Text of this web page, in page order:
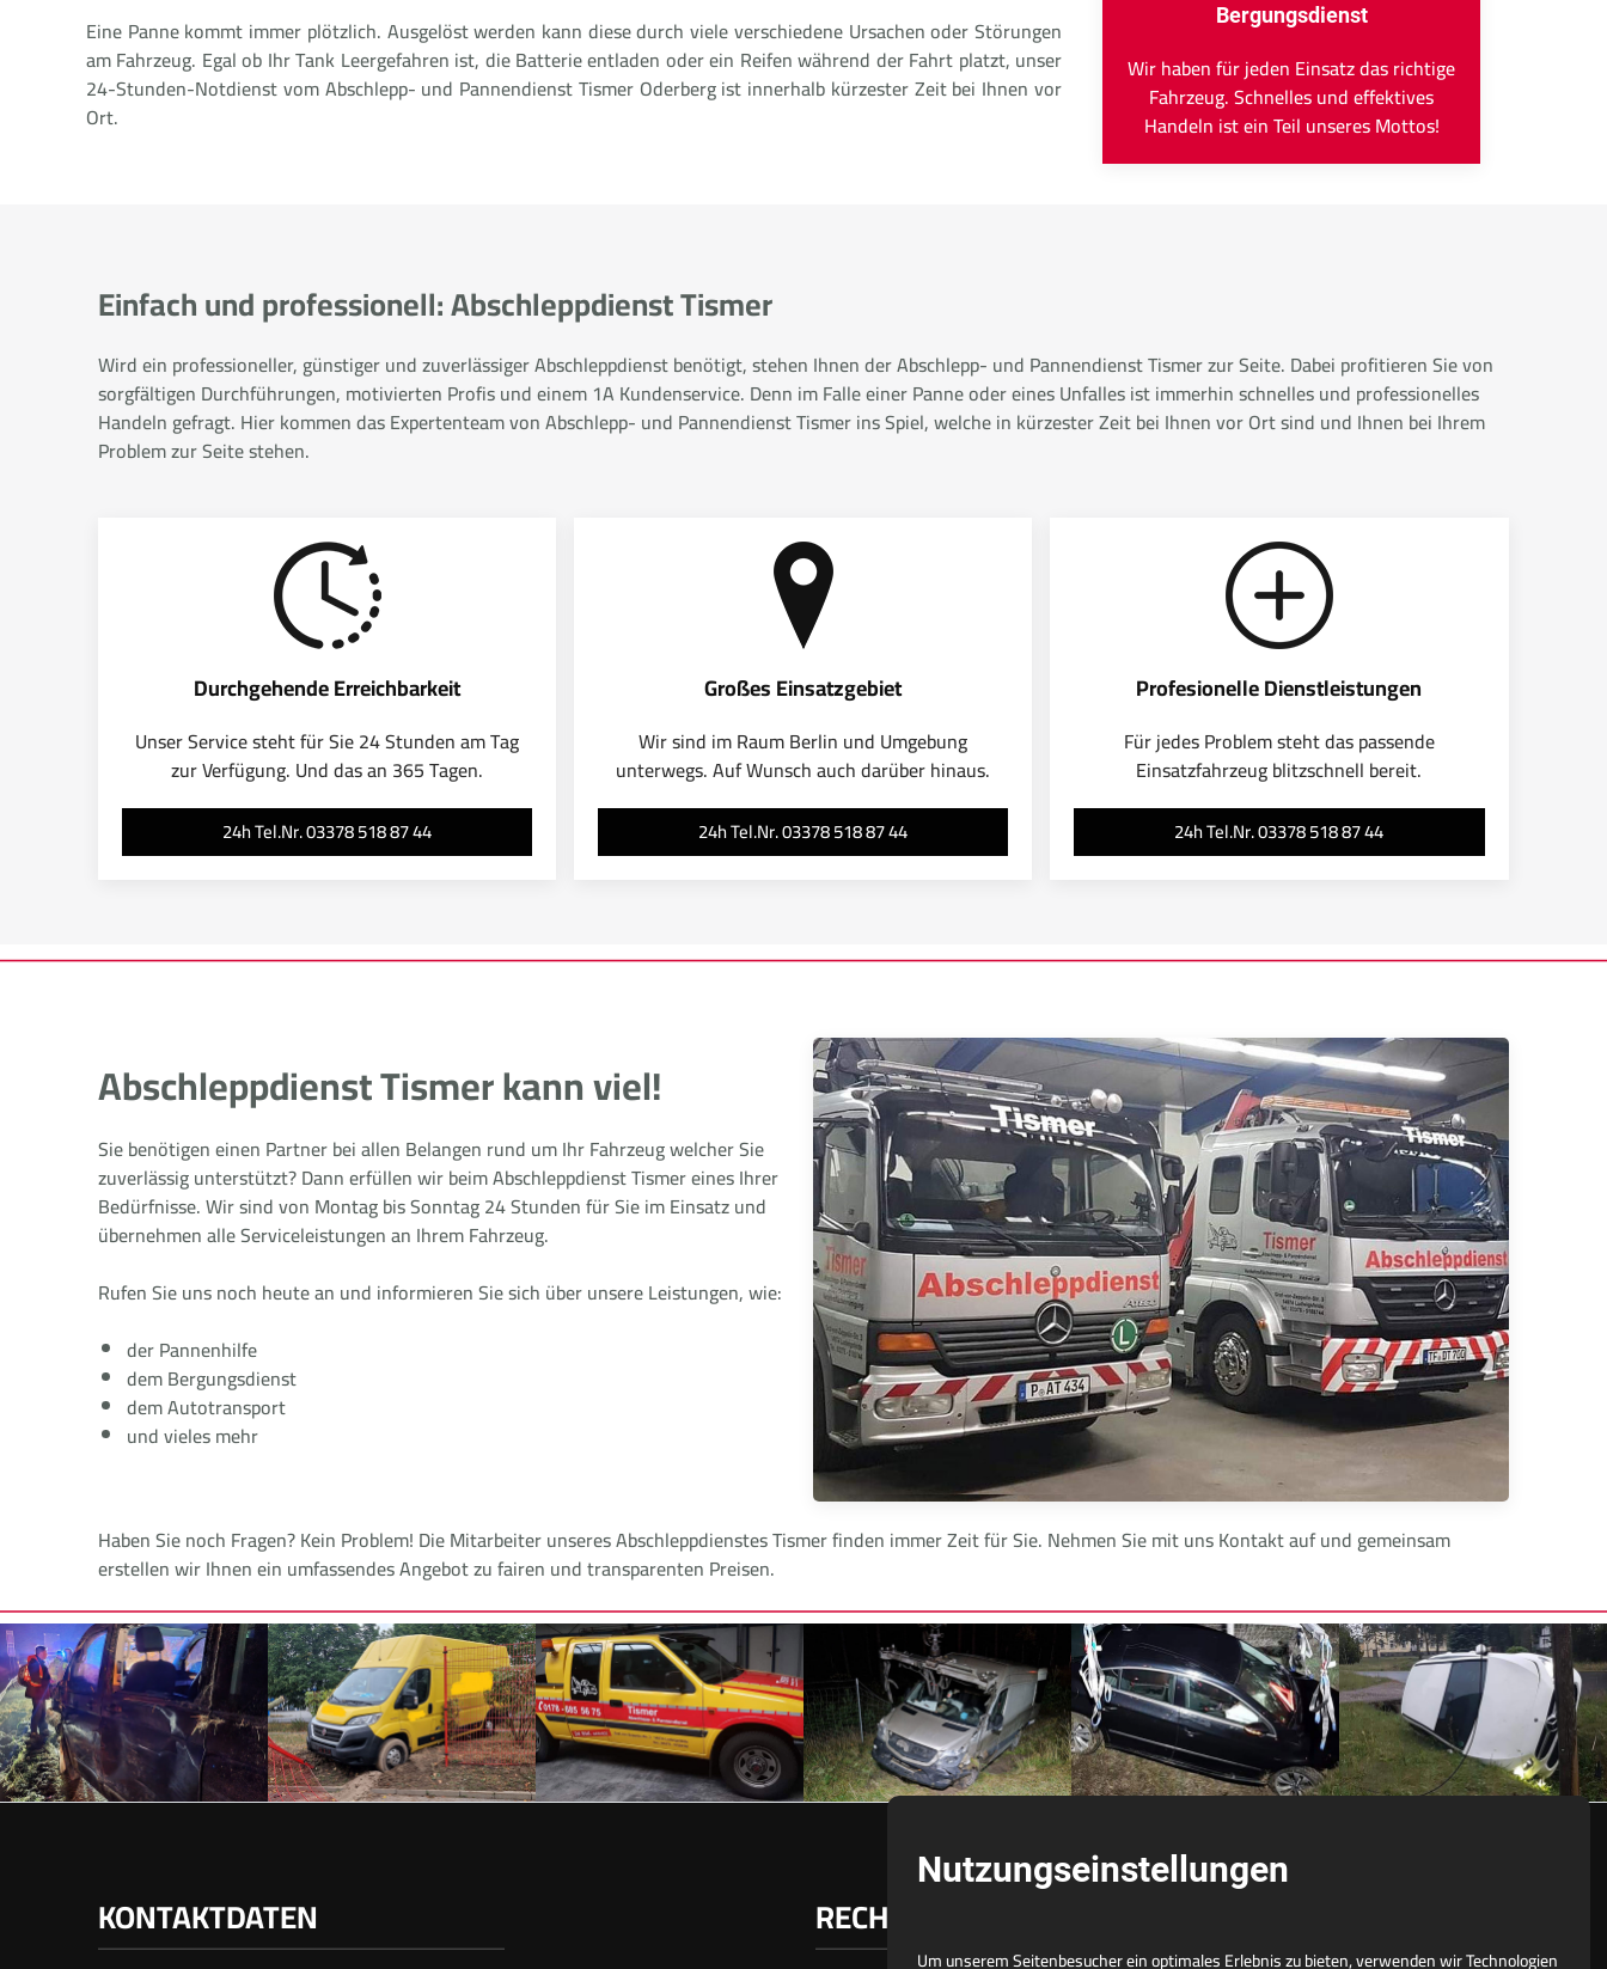
Nutzungseinstellungen
Um unserem Seitenbesucher ein optimales Erlebnis zu bieten, verwenden wir Technologien
Eine Panne kommt immer plötzlich. Ausgelöst werden kann diese durch viele verschiedene Ursachen oder Störungen
am Fahrzeug. Egal ob Ihr Tank Leergefahren ist, die Batterie entladen oder ein Reifen während der Fahrt platzt, unser
24-Stunden-Notdienst vom Abschlepp- und Pannendienst Tismer Oderberg ist innerhalb kürzester Zeit bei Ihnen vor
Ort.
Bergungsdienst
Wir haben für jeden Einsatz das richtige
Fahrzeug. Schnelles und effektives
Handeln ist ein Teil unseres Mottos!
Einfach und professionell: Abschleppdienst Tismer
Wird ein professioneller, günstiger und zuverlässiger Abschleppdienst benötigt, stehen Ihnen der Abschlepp- und Pannendienst Tismer zur Seite. Dabei profitieren Sie von
sorgfältigen Durchführungen, motivierten Profis und einem 1A Kundenservice. Denn im Falle einer Panne oder eines Unfalles ist immerhin schnelles und professionelles
Handeln gefragt. Hier kommen das Expertenteam von Abschlepp- und Pannendienst Tismer ins Spiel, welche in kürzester Zeit bei Ihnen vor Ort sind und Ihnen bei Ihrem
Problem zur Seite stehen.
Durchgehende Erreichbarkeit
Unser Service steht für Sie 24 Stunden am Tag
zur Verfügung. Und das an 365 Tagen.
24h Tel.Nr. 03378 518 87 44
Großes Einsatzgebiet
Wir sind im Raum Berlin und Umgebung
unterwegs. Auf Wunsch auch darüber hinaus.
24h Tel.Nr. 03378 518 87 44
Profesionelle Dienstleistungen
Für jedes Problem steht das passende
Einsatzfahrzeug blitzschnell bereit.
24h Tel.Nr. 03378 518 87 44
Abschleppdienst Tismer kann viel!
Sie benötigen einen Partner bei allen Belangen rund um Ihr Fahrzeug welcher Sie
zuverlässig unterstützt? Dann erfüllen wir beim Abschleppdienst Tismer eines Ihrer
Bedürfnisse. Wir sind von Montag bis Sonntag 24 Stunden für Sie im Einsatz und
übernehmen alle Serviceleistungen an Ihrem Fahrzeug.
Rufen Sie uns noch heute an und informieren Sie sich über unsere Leistungen, wie:
der Pannenhilfe
dem Bergungsdienst
dem Autotransport
und vieles mehr
Haben Sie noch Fragen? Kein Problem! Die Mitarbeiter unseres Abschleppdienstes Tismer finden immer Zeit für Sie. Nehmen Sie mit uns Kontakt auf und gemeinsam
erstellen wir Ihnen ein umfassendes Angebot zu fairen und transparenten Preisen.
KONTAKTDATEN RECHTLICHES